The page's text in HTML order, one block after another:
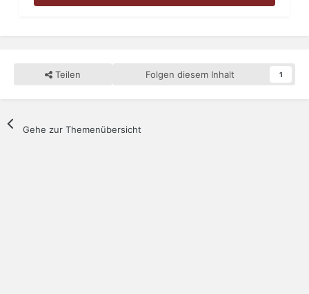
Teilen Folgen diesem Inhalt 1
Gehe zur Themenübersicht